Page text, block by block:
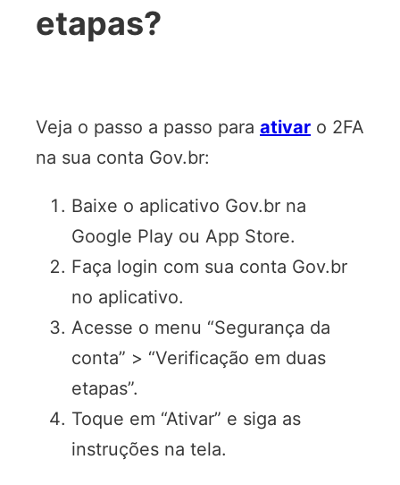
etapas?
Veja o passo a passo para ativar o 2FA
na sua conta Gov.br:
Baixe o aplicativo Gov.br na
Google Play ou App Store.
Faça login com sua conta Gov.br
no aplicativo.
Acesse o menu “Segurança da
conta” > “Verificação em duas
etapas”.
Toque em “Ativar” e siga as
instruções na tela.